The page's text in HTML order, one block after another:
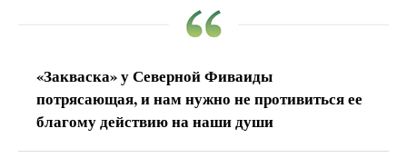
«Закваска» у Северной Фиваиды
потрясающая, и нам нужно не противиться ее
благому действию на наши души